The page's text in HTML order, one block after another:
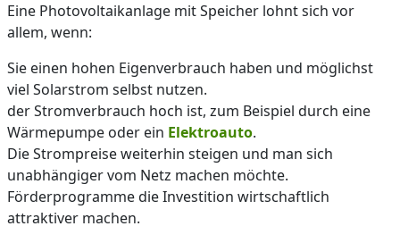
Eine Photovoltaikanlage mit Speicher lohnt sich vor
allem, wenn:
Sie einen hohen Eigenverbrauch haben und möglichst
viel Solarstrom selbst nutzen.
der Stromverbrauch hoch ist, zum Beispiel durch eine
Wärmepumpe oder ein Elektroauto.
Die Strompreise weiterhin steigen und man sich
unabhängiger vom Netz machen möchte.
Förderprogramme die Investition wirtschaftlich
attraktiver machen.